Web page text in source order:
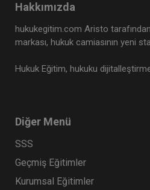
Hakkımızda
hukukegitim.com Aristo
markası, hukuk camiasının yeni
Hukuk Eğitim, hukuku dijitalleştirme
Diğer Menü
SSS
Geçmiş Eğitimler
Kurumsal Eğitimler